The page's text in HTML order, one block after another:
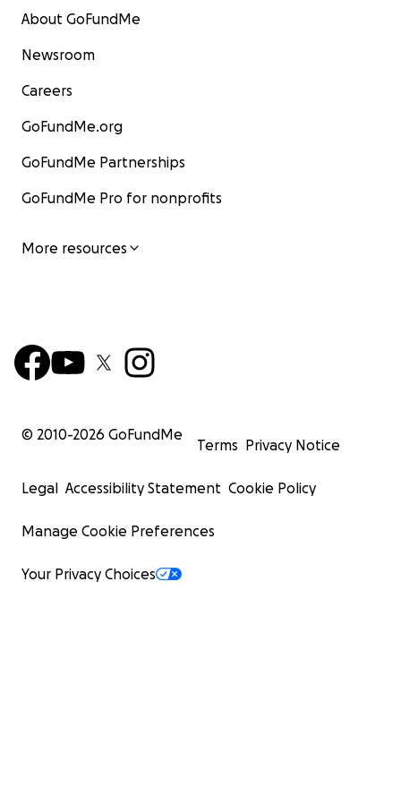
About GoFundMe
Newsroom
Careers
GoFundMe.org
GoFundMe Partnerships
GoFundMe Pro for nonprofits
More resources
© 2010-2026 GoFundMe
Terms Privacy Notice
Legal Accessibility Statement Cookie Policy
Manage Cookie Preferences
Your Privacy Choices